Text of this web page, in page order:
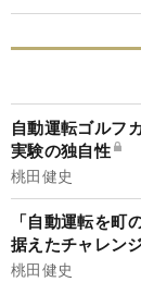
自動運転ゴルフ
実験の独自性
桃田健史
「自動運転を町
据えたチャレン
桃田健史